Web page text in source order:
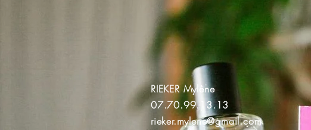
RIEKER Mylène
07.70.99.13.13
rieker.mylene@gmail.com